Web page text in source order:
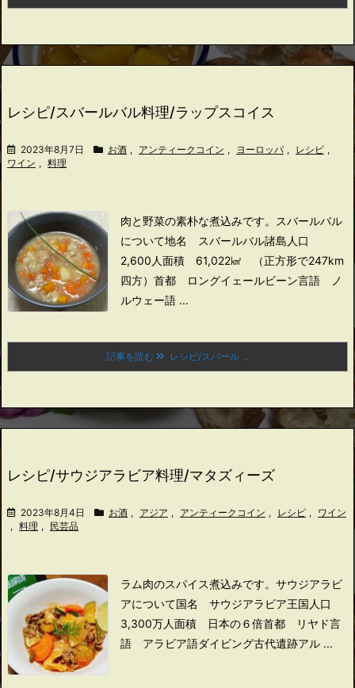
レシピ/スバールバル料理/ラップスコイス
2023年8月7日 お酒 , アンティークコイン , ヨーロッパ , レシピ ,
ワイン , 料理
肉と野菜の素朴な煮込みです。
スバールバル
について地名 スバールバル諸島 人口
2,600人面積 61,022㎢ （正方形で247km
四方） 首都 ロングイェールビーン言語 ノ
ルウェー語 ...
記事を読む レシピ/スバール ...
レシピ/サウジアラビア料理/マタズィーズ
2023年8月4日 お酒 , アジア , アンティークコイン , レシピ , ワイン
, 料理 , 民芸品
ラム肉のスパイス煮込みです。 サウジアラビ
アについて国名 サウジアラビア王国 人口
3,300万人面積 日本の６倍首都 リヤド言
語 アラビア語ダイビング古代遺跡アル ...